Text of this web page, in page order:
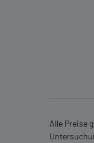
-
- Kinder
Alle Preise